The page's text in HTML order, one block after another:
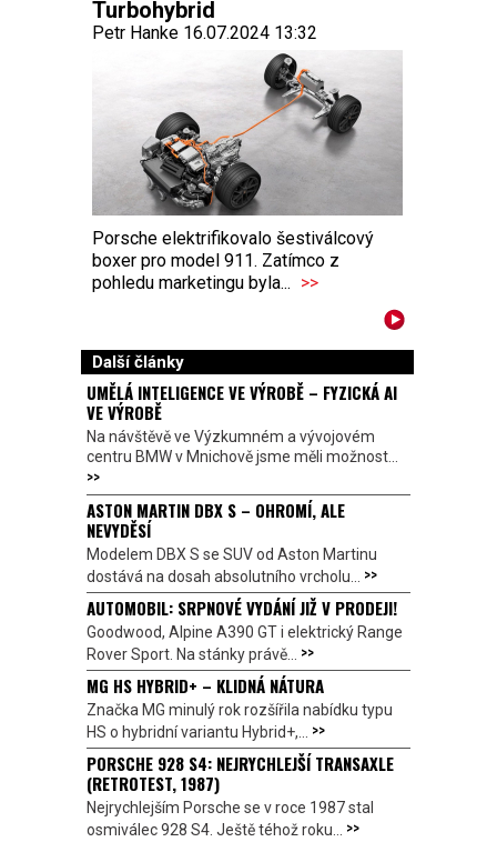
Turbohybrid
Petr Hanke 16.07.2024 13:32
Porsche elektrifikovalo šestiválcový
boxer pro model 911. Zatímco z
pohledu marketingu byla... >>
Další články
UMĚLÁ INTELIGENCE VE VÝROBĚ – FYZICKÁ AI
VE VÝROBĚ
Na návštěvě ve Výzkumném a vývojovém
centru BMW v Mnichově jsme měli možnost...
>>
ASTON MARTIN DBX S – OHROMÍ, ALE
NEVYDĚSÍ
Modelem DBX S se SUV od Aston Martinu
dostává na dosah absolutního vrcholu... >>
AUTOMOBIL: SRPNOVÉ VYDÁNÍ JIŽ V PRODEJI!
Goodwood, Alpine A390 GT i elektrický Range
Rover Sport. Na stánky právě... >>
MG HS HYBRID+ – KLIDNÁ NÁTURA
Značka MG minulý rok rozšířila nabídku typu
HS o hybridní variantu Hybrid+,... >>
PORSCHE 928 S4: NEJRYCHLEJŠÍ TRANSAXLE
(RETROTEST, 1987)
Nejrychlejším Porsche se v roce 1987 stal
osmiválec 928 S4. Ještě téhož roku... >>